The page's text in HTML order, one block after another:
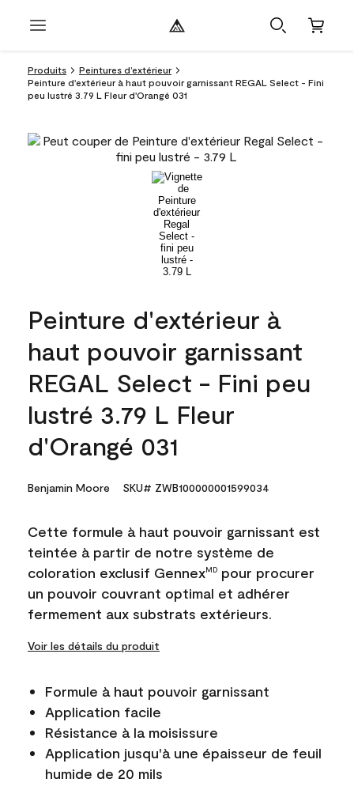
Produits
Peintures d’extérieur
Peinture d'extérieur à haut pouvoir garnissant REGAL Select - Fini
peu lustré 3.79 L Fleur d'Orangé 031
Peinture d'extérieur à
haut pouvoir garnissant
REGAL Select - Fini peu
lustré 3.79 L Fleur
d'Orangé 031
Benjamin Moore SKU# ZWB100000001599034
Cette formule à haut pouvoir garnissant est
teintée à partir de notre système de
coloration exclusif GennexMD pour procurer
un pouvoir couvrant optimal et adhérer
fermement aux substrats extérieurs.
Voir les détails du produit
Formule à haut pouvoir garnissant
Application facile
Résistance à la moisissure
Application jusqu'à une épaisseur de feuil
humide de 20 mils